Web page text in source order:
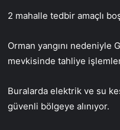
2 mahalle tedbir amaçlı
Orman yangını nedeniyle
mevkisinde tahliye
Buralarda elektrik ve su
güvenli bölgeye alınıyor.